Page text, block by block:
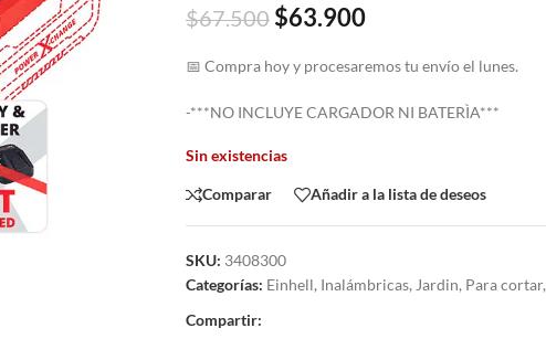
$67.500 $63.900
📅 Compra hoy y procesaremos tu envío el lunes.
-***NO INCLUYE CARGADOR NI BATERÌA***
Sin existencias
Comparar Añadir a la lista de deseos
SKU: 3408300
Categorías: Einhell, Inalámbricas, Jardin, Para cortar,
Compartir: